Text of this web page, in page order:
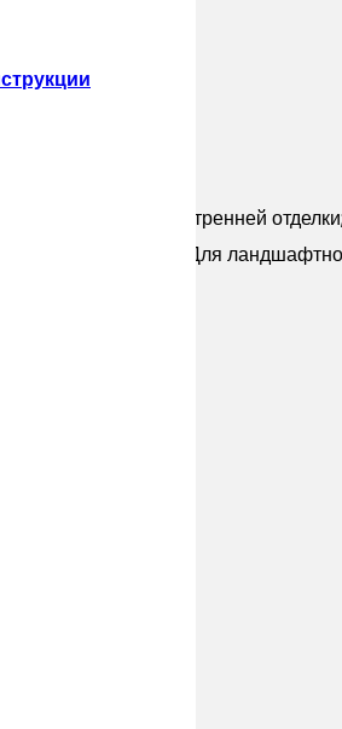
отделки; Для внутренней
Для кухни; Для